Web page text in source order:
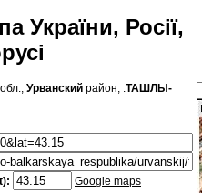
України, Росії,
обл., Урванский район, .ТАШЛЫ-
Google maps